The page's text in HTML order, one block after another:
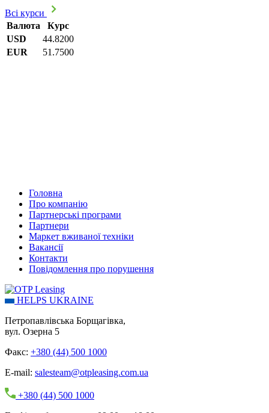
Всі курси
Валюта
Курс
USD
44.8200
EUR
51.7500
Головна
Про компанію
Партнерські програми
Партнери
Маркет вживаної техніки
Вакансії
Контакти
Повідомлення про порушення
HELPS UKRAINE
Петропавлівська Борщагівка,
вул. Озерна 5
Факс: +380 (44) 500 1000
E-mail: salesteam@otpleasing.com.ua
+380 (44) 500 1000